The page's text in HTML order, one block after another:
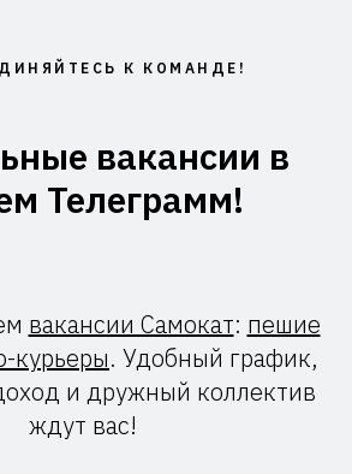
К КОМАНДЕ!
вакансии в
Телеграмм!
вакансии Самокат: пешие
курьеры. Удобный график,
и дружный коллектив
ждут вас!